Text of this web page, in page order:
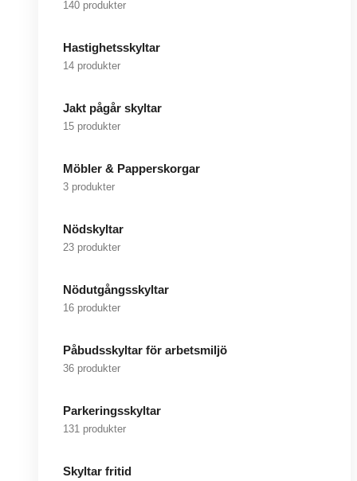
140 produkter
Hastighetsskyltar
14 produkter
Jakt pågår skyltar
15 produkter
Möbler & Papperskorgar
3 produkter
Nödskyltar
23 produkter
Nödutgångsskyltar
16 produkter
Påbudsskyltar för arbetsmiljö
36 produkter
Parkeringsskyltar
131 produkter
Skyltar fritid